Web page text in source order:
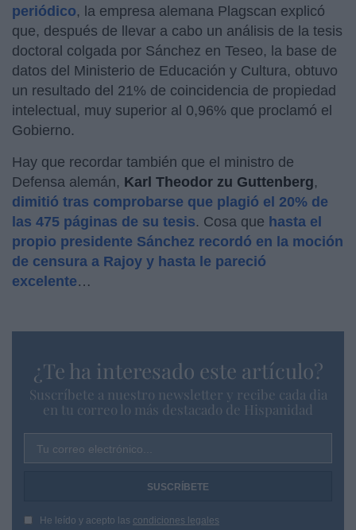
periódico, la empresa alemana Plagscan explicó
que, después de llevar a cabo un análisis de la tesis
doctoral colgada por Sánchez en Teseo, la base de
datos del Ministerio de Educación y Cultura, obtuvo
un resultado del 21% de coincidencia de propiedad
intelectual, muy superior al 0,96% que proclamó el
Gobierno.
Hay que recordar también que el ministro de
Defensa alemán, Karl Theodor zu Guttenberg,
dimitió tras comprobarse que plagió el 20% de
las 475 páginas de su tesis. Cosa que hasta el
propio presidente Sánchez recordó en la moción
de censura a Rajoy y hasta le pareció
excelente…
¿Te ha interesado este artículo?
Suscríbete a nuestro newsletter y recibe cada dia
en tu correo lo más destacado de Hispanidad
Tu correo electrónico...
He leído y acepto las condiciones legales